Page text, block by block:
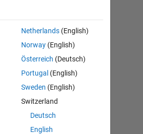
Netherlands (English)
Norway (English)
Österreich (Deutsch)
Portugal (English)
Sweden (English)
Switzerland
Deutsch
English